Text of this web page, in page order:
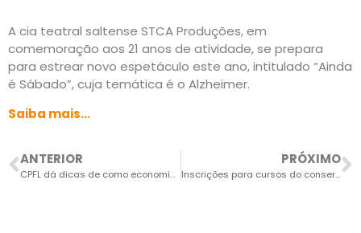
A cia teatral saltense STCA Produções, em
comemoração aos 21 anos de atividade, se prepara
para estrear novo espetáculo este ano, intitulado “Ainda
é Sábado”, cuja temática é o Alzheimer.
Saiba mais…
ANTERIOR
CPFL dá dicas de como economizar energia no verão
PRÓXIMO
Inscrições para cursos do conservatório terminam nesta sexta